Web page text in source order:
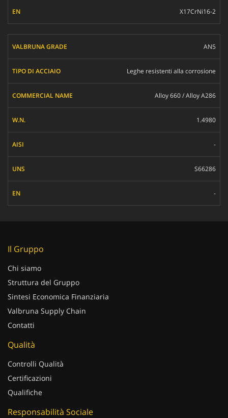
X17CrNi16-2
AN5
Leghe resistenti alla corrosione
Alloy 660 / Alloy A286
1.4980
-
S66286
-
Il Gruppo
Chi siamo
Struttura del Gruppo
Sintesi Economica Finanziaria
Valbruna Supply Chain
Contatti
Qualità
Controlli Qualità
Certificazioni
Qualifiche
Responsabilità Sociale